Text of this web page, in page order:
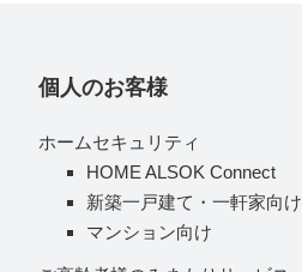
個人のお客様
ホームセキュリティ
HOME ALSOK Connect
新築一戸建て・一軒家向け
マンション向け